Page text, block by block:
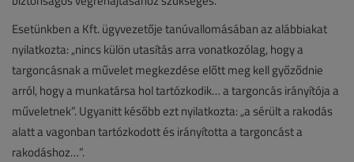
Esetünkben a Kft. ügyvezetője tanúvallomásában az alábbiakat
nyilatkozta: „nincs külön utasítás arra vonatkozólag, hogy a
targoncásnak a művelet megkezdése előtt meg kell győződnie
arról, hogy a munkatársa hol tartózkodik… a targoncás irányítója a
műveletnek”. Ugyanitt később ezt nyilatkozta: „a sérült a rakodás
alatt a vagonban tartózkodott és irányította a targoncást a
rakodáshoz…”.